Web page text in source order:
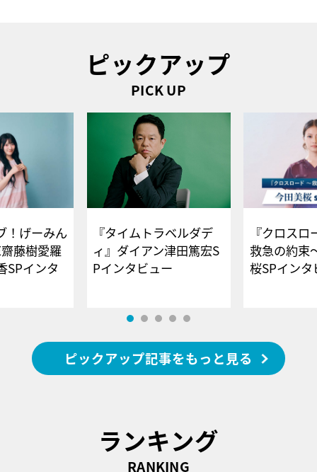
ピックアップ
PICK UP
！げーみん
藤樹愛羅
SPインタ
『タイムトラベルダデ
ィ』ダイアン津田篤宏S
Pインタビュー
『クロス
救急の約束
桜SPイ
ピックアップ記事をもっと見る
ランキング
RANKING